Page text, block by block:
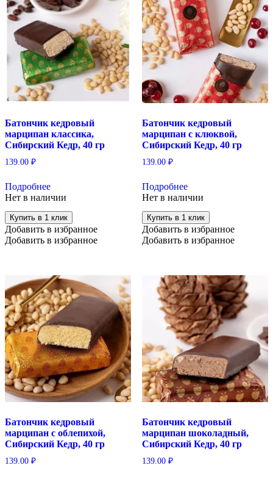
Батончик кедровый
марципан классика,
Сибирский Кедр, 40 гр
139.00 ₽
Подробнее
Нет в наличии
Купить в 1 клик
Добавить в избранное
Добавить в избранное
Батончик кедровый
марципан с клюквой,
Сибирский Кедр, 40 гр
139.00 ₽
Подробнее
Нет в наличии
Купить в 1 клик
Добавить в избранное
Добавить в избранное
Батончик кедровый
марципан с облепихой,
Сибирский Кедр, 40 гр
139.00 ₽
Батончик кедровый
марципан шоколадный,
Сибирский Кедр, 40 гр
139.00 ₽